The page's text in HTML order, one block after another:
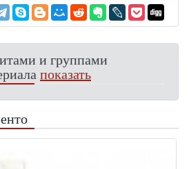
и группами
показать